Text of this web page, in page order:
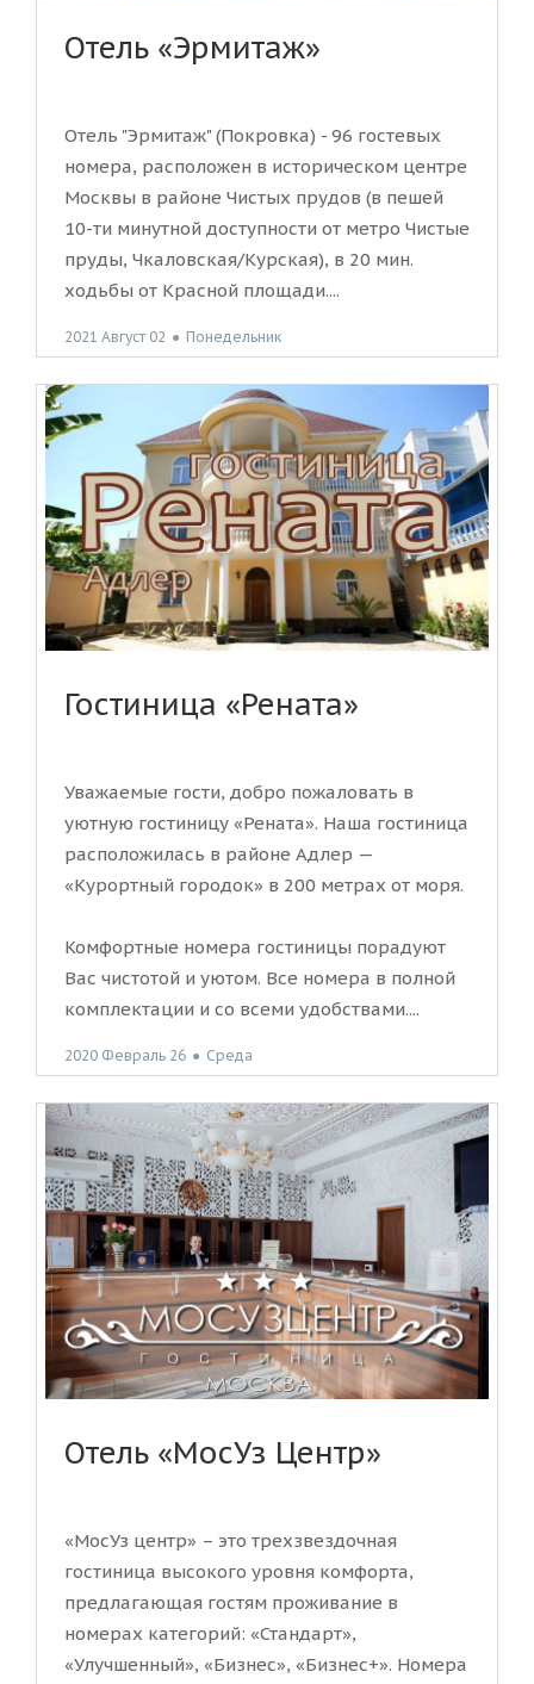
Отель «Эрмитаж»
Отель "Эрмитаж" (Покровка) - 96 гостевых
номера, расположен в историческом центре
Москвы в районе Чистых прудов (в пешей
10-ти минутной доступности от метро Чистые
пруды, Чкаловская/Курская), в 20 мин.
ходьбы от Красной площади....
2021 Август 02 ● Понедельник
Гостиница «Рената»
Уважаемые гости, добро пожаловать в
уютную гостиницу «Рената». Наша гостиница
расположилась в районе Адлер —
«Курортный городок» в 200 метрах от моря.
Комфортные номера гостиницы порадуют
Вас чистотой и уютом. Все номера в полной
комплектации и со всеми удобствами....
2020 Февраль 26 ● Среда
Отель «МосУз Центр»
«МосУз центр» – это трехзвездочная
гостиница высокого уровня комфорта,
предлагающая гостям проживание в
номерах категорий: «Стандарт»,
«Улучшенный», «Бизнес», «Бизнес+». Номера